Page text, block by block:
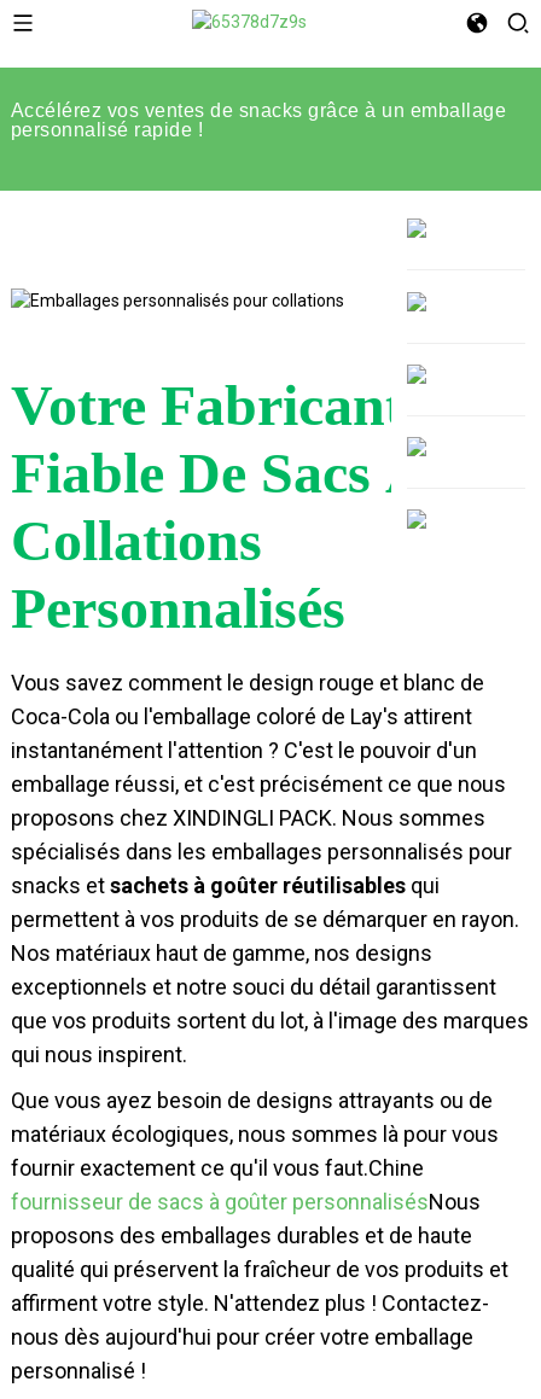
Accélérez vos ventes de snacks grâce à un emballage
personnalisé rapide !
Votre Fabricant
Fiable De Sacs À
Collations
Personnalisés
Vous savez comment le design rouge et blanc de
Coca-Cola ou l'emballage coloré de Lay's attirent
instantanément l'attention ? C'est le pouvoir d'un
emballage réussi, et c'est précisément ce que nous
proposons chez XINDINGLI PACK. Nous sommes
spécialisés dans les emballages personnalisés pour
snacks etsachets à goûter réutilisablesqui
permettent à vos produits de se démarquer en rayon.
Nos matériaux haut de gamme, nos designs
exceptionnels et notre souci du détail garantissent
que vos produits sortent du lot, à l'image des marques
qui nous inspirent.
Que vous ayez besoin de designs attrayants ou de
matériaux écologiques, nous sommes là pour vous
fournir exactement ce qu'il vous faut.Chine
fournisseur de sacs à goûter personnalisésNous
proposons des emballages durables et de haute
qualité qui préservent la fraîcheur de vos produits et
affirment votre style. N'attendez plus ! Contactez-
nous dès aujourd'hui pour créer votre emballage
personnalisé !